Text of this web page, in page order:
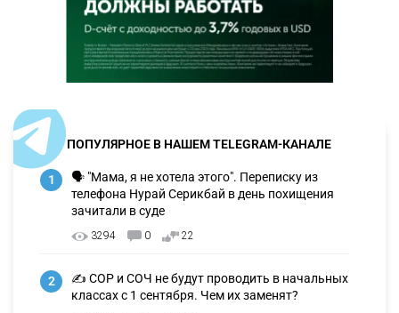
ПОПУЛЯРНОЕ В НАШЕМ TELEGRAM-КАНАЛЕ
1
🗣 "Мама, я не хотела этого". Переписку из
телефона Нурай Серикбай в день похищения
зачитали в суде
3294 0 22
2
✍️ СОР и СОЧ не будут проводить в начальных
классах с 1 сентября. Чем их заменят?